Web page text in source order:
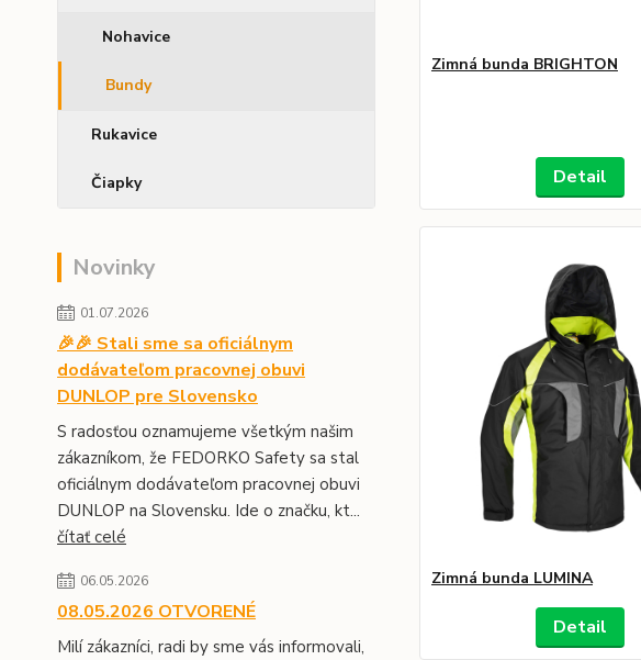
Nohavice
Bundy
Rukavice
Čiapky
Novinky
01.07.2026
🎉🎉 Stali sme sa oficiálnym
dodávateľom pracovnej obuvi
DUNLOP pre Slovensko
S radosťou oznamujeme všetkým našim
zákazníkom, že FEDORKO Safety sa stal
oficiálnym dodávateľom pracovnej obuvi
DUNLOP na Slovensku. Ide o značku, kt...
čítať celé
06.05.2026
08.05.2026 OTVORENÉ
Milí zákazníci, radi by sme vás informovali,
Zimná bunda BRIGHTON
Detail
Zimná bunda LUMINA
Detail